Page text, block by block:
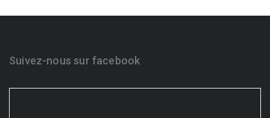
Suivez-nous sur facebook